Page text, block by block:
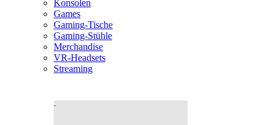
Konsolen
Games
Gaming-Tische
Gaming-Stühle
Merchandise
VR-Headsets
Streaming